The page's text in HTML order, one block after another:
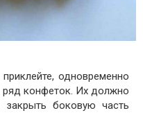
одновременно
ряд конфеток. Их должно
боковую часть